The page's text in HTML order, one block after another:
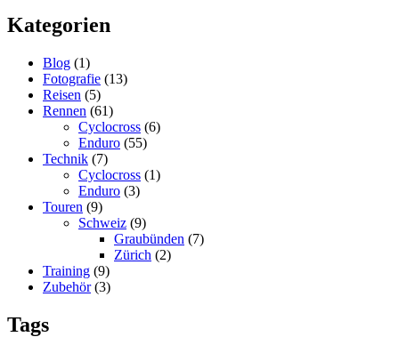
Kategorien
Blog (1)
Fotografie (13)
Reisen (5)
Rennen (61)
Cyclocross (6)
Enduro (55)
Technik (7)
Cyclocross (1)
Enduro (3)
Touren (9)
Schweiz (9)
Graubünden (7)
Zürich (2)
Training (9)
Zubehör(3)
Tags